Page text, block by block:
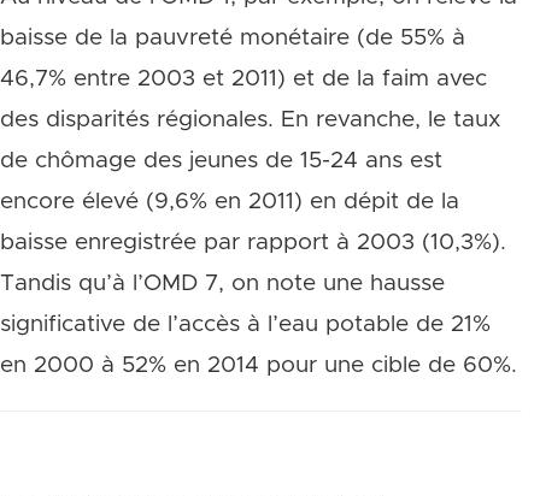
baisse de la pauvreté monétaire (de 55% à
46,7% entre 2003 et 2011) et de la faim avec
des disparités régionales. En revanche, le taux
de chômage des jeunes de 15-24 ans est
encore élevé (9,6% en 2011) en dépit de la
baisse enregistrée par rapport à 2003 (10,3%).
Tandis qu’à l’OMD 7, on note une hausse
significative de l’accès à l’eau potable de 21%
en 2000 à 52% en 2014 pour une cible de 60%.